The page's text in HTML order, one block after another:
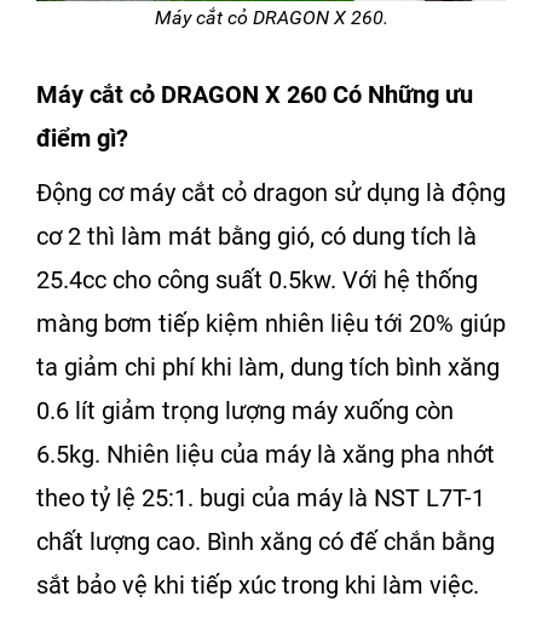
Máy cắt cỏ DRAGON X 260.
Máy cắt cỏ DRAGON X 260 Có Những ưu
điểm gì?
Động cơ máy cắt cỏ dragon sử dụng là động
cơ 2 thì làm mát bằng gió, có dung tích là
25.4cc cho công suất 0.5kw. Với hệ thống
màng bơm tiếp kiệm nhiên liệu tới 20% giúp
ta giảm chi phí khi làm, dung tích bình xăng
0.6 lít giảm trọng lượng máy xuống còn
6.5kg. Nhiên liệu của máy là xăng pha nhớt
theo tỷ lệ 25:1. bugi của máy là NST L7T-1
chất lượng cao. Bình xăng có đế chắn bằng
sắt bảo vệ khi tiếp xúc trong khi làm việc.